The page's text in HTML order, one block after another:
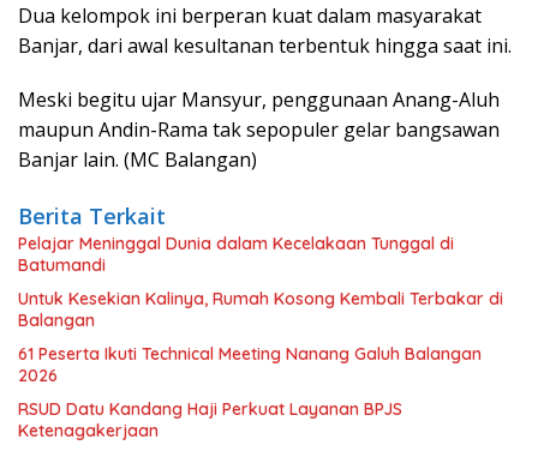
Dua kelompok ini berperan kuat dalam masyarakat
Banjar, dari awal kesultanan terbentuk hingga saat ini.
Meski begitu ujar Mansyur, penggunaan Anang-Aluh
maupun Andin-Rama tak sepopuler gelar bangsawan
Banjar lain. (MC Balangan)
Berita Terkait
Pelajar Meninggal Dunia dalam Kecelakaan Tunggal di
Batumandi
Untuk Kesekian Kalinya, Rumah Kosong Kembali Terbakar di
Balangan
61 Peserta Ikuti Technical Meeting Nanang Galuh Balangan
2026
RSUD Datu Kandang Haji Perkuat Layanan BPJS
Ketenagakerjaan